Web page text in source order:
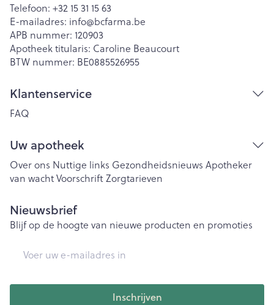
Telefoon: +32 15 31 15 63
E-mailadres: info@bcfarma.be
APB nummer: 120903
Apotheek titularis: Caroline Beaucourt
BTW nummer: BE0885526955
Klantenservice
FAQ
Uw apotheek
Over ons Nuttige links Gezondheidsnieuws Apotheker
van wachtVoorschriftZorgtarieven
Nieuwsbrief
Blijf op de hoogte van nieuwe producten en promoties
Inschrijven